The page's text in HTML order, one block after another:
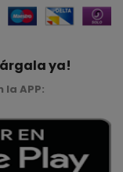
ya!
APP: